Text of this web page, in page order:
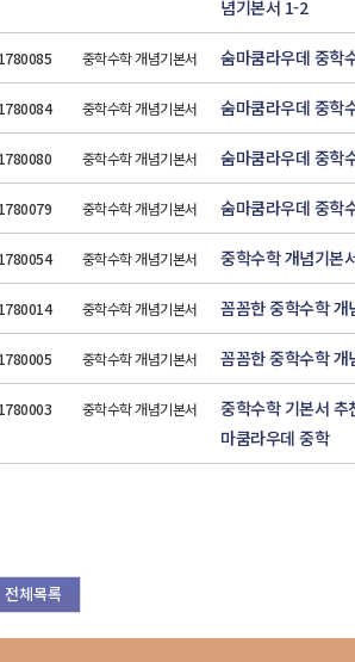
념기본서 1-2
1780085 중학수학 개념기본서 숨마쿰라우데 중학
1780084 중학수학 개념기본서 숨마쿰라우데 중학
1780080 중학수학 개념기본서 숨마쿰라우데 중학
1780079 중학수학 개념기본서 숨마쿰라우데 중학
1780054 중학수학 개념기본서 중학수학 개념기본
1780014 중학수학 개념기본서 꼼꼼한 중학수학
1780005 중학수학 개념기본서 꼼꼼한 중학수학
1780003 중학수학 개념기본서
중학수학 기본서 추
마쿰라우데 중학
전체목록